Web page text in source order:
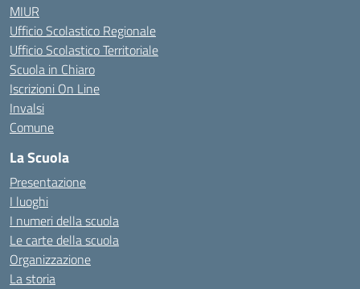
MIUR
Ufficio Scolastico Regionale
Ufficio Scolastico Territoriale
Scuola in Chiaro
Iscrizioni On Line
Invalsi
Comune
La Scuola
Presentazione
I luoghi
I numeri della scuola
Le carte della scuola
Organizzazione
La storia